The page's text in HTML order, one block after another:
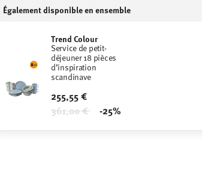
Également disponible en ensemble
Trend Colour
Service de petit-
déjeuner 18 pièces
d’inspiration
scandinave
255,55 €
Price reduced from
361,00 €to -25%